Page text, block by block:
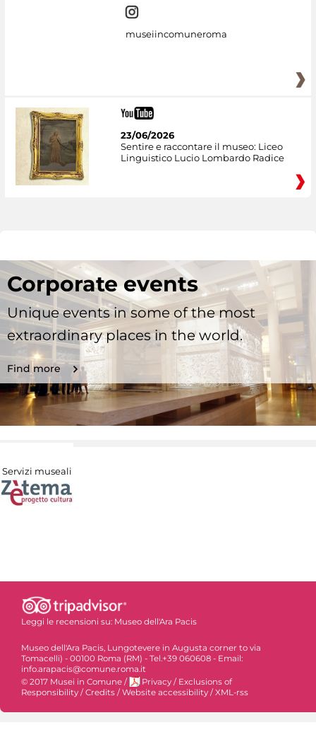
museiincomuneroma
23/06/2026
Sentire e raccontare il museo: Liceo
Linguistico Lucio Lombardo Radice
Corporate events
Unique events in some of the most
extraordinary places in the world.
Find more
Servizi museali
Leggi le recensioni su: Museo dell'Ara Pacis
Museo dell'Ara Pacis, Lungotevere in Augusta corner to via
Tomacelli) - 00100 Roma (RM) - Tel.+39 060608 - Email:
info.arapacis@comune.roma.it
© 2017 Musei in Comune / Privacy / Exclusions of
Responsibility /Credits /Website accessibility /XML-rss